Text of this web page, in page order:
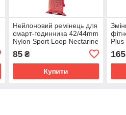
Нейлоновий ремінець для
смарт-годинника 42/44mm
Nylon Sport Loop Nectarine
85₴
Купити
165